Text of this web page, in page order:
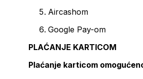
Aircashom
Google Pay-om
PLAĆANJE KARTICOM
Plaćanje karticom